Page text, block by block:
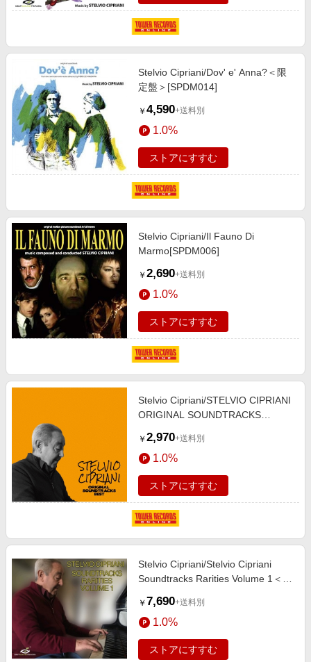
Stelvio Cipriani/Dov' e' Anna?＜限
定盤＞[SPDM014]
￥ 4,590+送料別
1.0%
ストアにすすむ
Stelvio Cipriani/Il Fauno Di
Marmo[SPDM006]
￥ 2,690+送料別
1.0%
ストアにすすむ
Stelvio Cipriani/STELVIO CIPRIANI
ORIGINAL SOUNDTRACKS
￥ 2,970+送料別
1.0%
ストアにすすむ
Stelvio Cipriani/Stelvio Cipriani
Soundtracks Rarities Volume 1＜限
￥ 7,690+送料別
1.0%
ストアにすすむ